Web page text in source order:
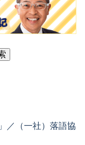
／（一社）落語協